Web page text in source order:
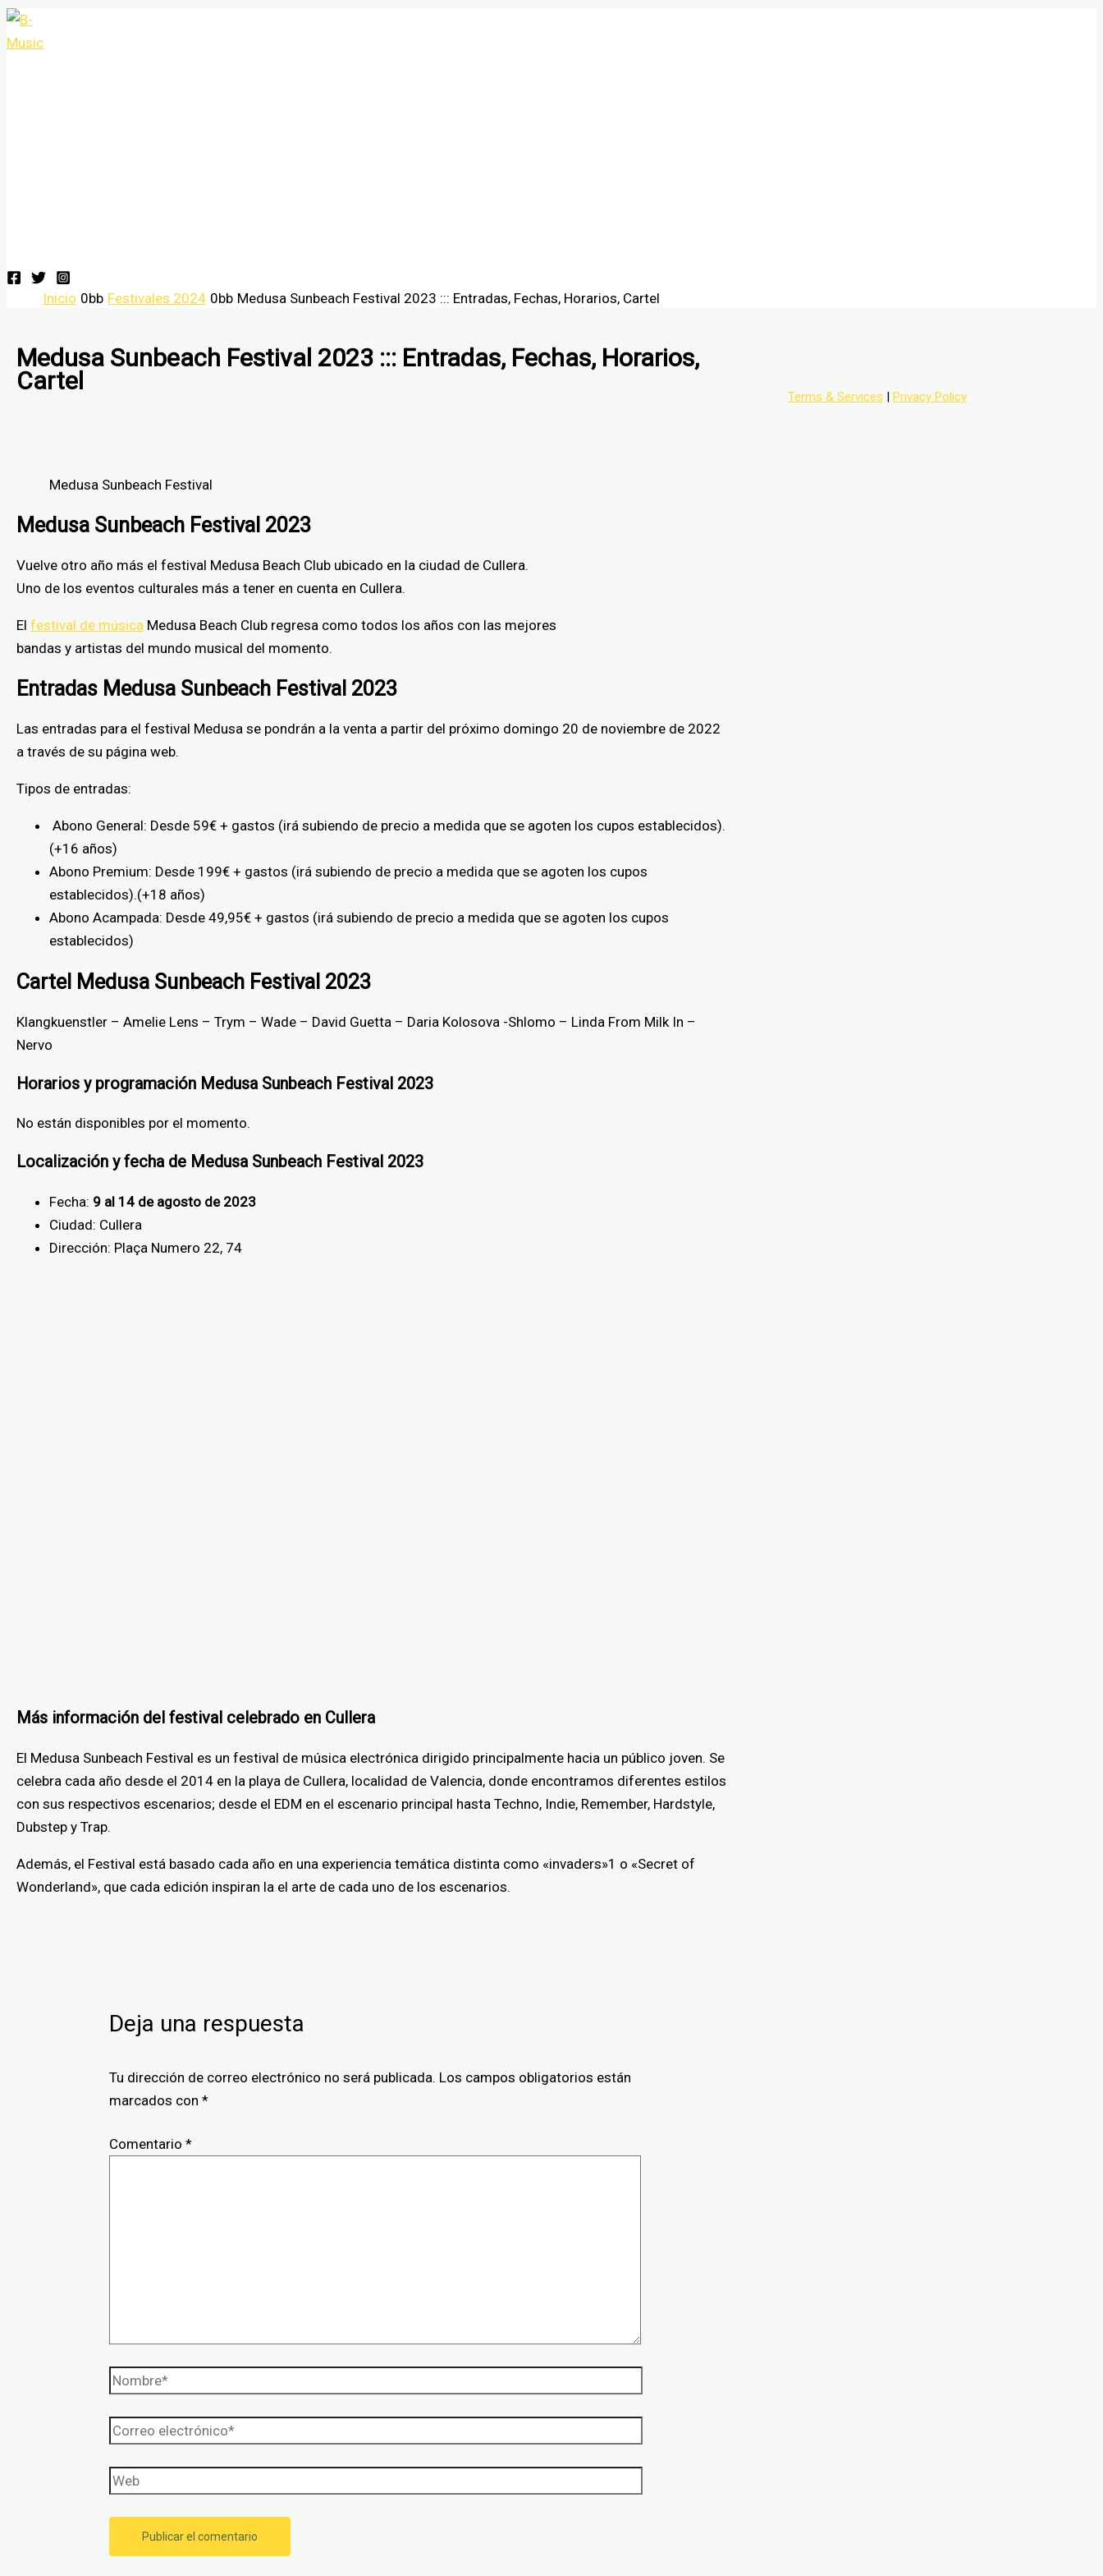
Ir
al
Inicio Festivales 2024 Medusa Sunbeach Festival 2023 ::: Entradas, Fechas, Horarios, Cartel
Medusa Sunbeach Festival 2023 ::: Entradas, Fechas, Horarios,
Cartel
Medusa Sunbeach Festival
Medusa Sunbeach Festival 2023
Vuelve otro año más el festival Medusa Beach Club ubicado en la ciudad de Cullera.
Uno de los eventos culturales más a tener en cuenta en Cullera.
El festival de música Medusa Beach Club regresa como todos los años con las mejores
bandas y artistas del mundo musical del momento.
Entradas Medusa Sunbeach Festival 2023
Las entradas para el festival Medusa se pondrán a la venta a partir del próximo domingo 20 de noviembre de 2022
a través de su página web.
Tipos de entradas:
Abono General: Desde 59€ + gastos (irá subiendo de precio a medida que se agoten los cupos establecidos).
(+16 años)
Abono Premium: Desde 199€ + gastos (irá subiendo de precio a medida que se agoten los cupos
establecidos).(+18 años)
Abono Acampada: Desde 49,95€ + gastos (irá subiendo de precio a medida que se agoten los cupos
establecidos)
Cartel Medusa Sunbeach Festival 2023
Klangkuenstler – Amelie Lens – Trym – Wade – David Guetta – Daria Kolosova -Shlomo – Linda From Milk In –
Nervo
Horarios y programación Medusa Sunbeach Festival 2023
No están disponibles por el momento.
Localización y fecha de Medusa Sunbeach Festival 2023
Fecha: 9 al 14 de agosto de 2023
Ciudad: Cullera
Dirección: Plaça Numero 22, 74
Más información del festival celebrado en Cullera
El Medusa Sunbeach Festival es un festival de música electrónica dirigido principalmente hacia un público joven. Se
celebra cada año desde el 2014 en la playa de Cullera, localidad de Valencia, donde encontramos diferentes estilos
con sus respectivos escenarios; desde el EDM en el escenario principal hasta Techno, Indie, Remember, Hardstyle,
Dubstep y Trap.
Además, el Festival está basado cada año en una experiencia temática distinta como «invaders»1​ o «Secret of
Wonderland», que cada edición inspiran la el arte de cada uno de los escenarios.
Deja una respuesta
Tu dirección de correo electrónico no será publicada. Los campos obligatorios están
marcados con*
Comentario*
Nombre*
Correo
Web
Terms & Services | Privacy Policy